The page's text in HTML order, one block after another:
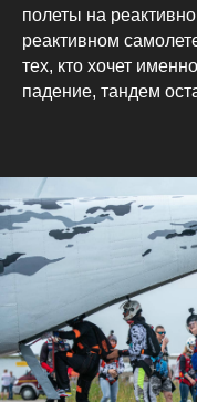
полеты на
реактивном
тех, кто хочет
падение, тандем
© 2025 Skydive Moscow. Все